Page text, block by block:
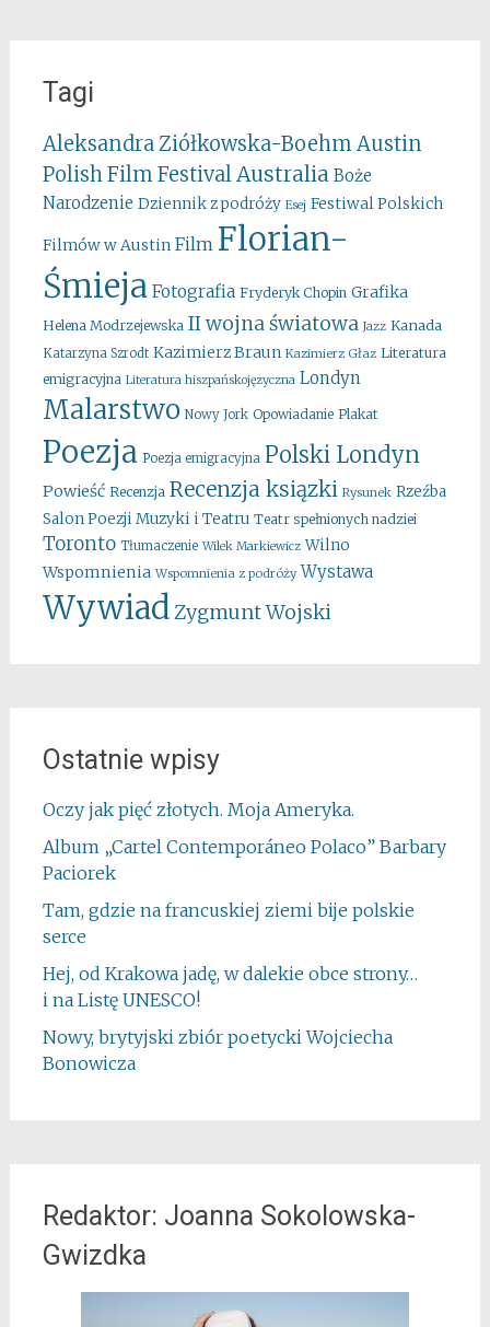
Tagi
Aleksandra Ziółkowska-Boehm Austin
Polish Film FestivalAustralia Boże
Narodzenie Dziennik z podróży Esej Festiwal Polskich
Filmów w Austin Film Florian-
Śmieja Fotografia Fryderyk Chopin Grafika
Helena Modrzejewska II wojna światowa Jazz Kanada
Katarzyna Szrodt Kazimierz Braun Kazimierz Głaz Literatura
emigracyjna Literatura hiszpańskojęzyczna Londyn
Malarstwo Nowy Jork Opowiadanie Plakat
Poezja Poezja emigracyjna Polski Londyn
Powieść Recenzja Recenzja ksiązki Rysunek Rzeźba
Salon Poezji Muzyki i Teatru Teatr spełnionych nadziei
Toronto Tłumaczenie Wilek Markiewicz Wilno
Wspomnienia Wspomnienia z podróży Wystawa
WywiadZygmunt Wojski
Ostatnie wpisy
Oczy jak pięć złotych. Moja Ameryka.
Album „Cartel Contemporáneo Polaco” Barbary
Paciorek
Tam, gdzie na francuskiej ziemi bije polskie
serce
Hej, od Krakowa jadę, w dalekie obce strony…
i na Listę UNESCO!
Nowy, brytyjski zbiór poetycki Wojciecha
Bonowicza
Redaktor: Joanna Sokolowska-
Gwizdka